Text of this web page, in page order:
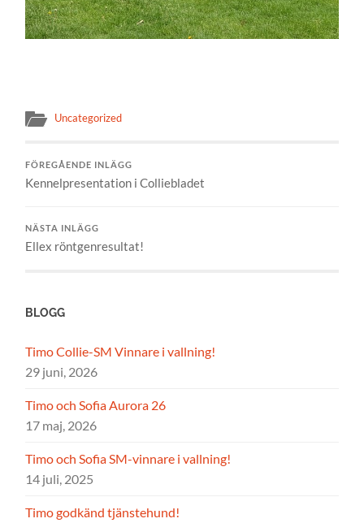
Uncategorized
FÖREGÅENDE INLÄGG
Kennelpresentation i Colliebladet
NÄSTA INLÄGG
Ellex röntgenresultat!
BLOGG
Timo Collie-SM Vinnare i vallning!
29 juni, 2026
Timo och Sofia Aurora 26
17 maj, 2026
Timo och Sofia SM-vinnare i vallning!
14 juli, 2025
Timo godkänd tjänstehund!